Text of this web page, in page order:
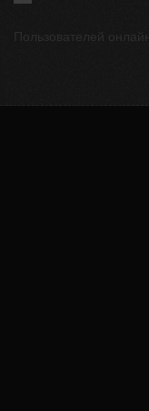
Пользователей